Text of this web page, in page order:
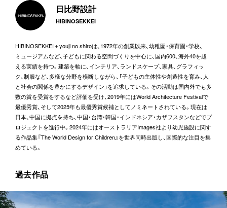
日比野設計
HIBINOSEKKEI
HIBINOSEKKEI＋youji no shiroは、1972年の創業以来、幼稚園・保育園・学校、
ミュージアムなど、子どもに関わる空間づくりを中心に、国内600、海外40を超
える実績を持つ。建築を軸に、インテリア、ランドスケープ、家具、グラフィッ
ク、制服など、多様な分野を横断しながら、「子どもの主体性や創造性を育み、人
と社会の関係を豊かにするデザイン」を追求している。その活動は国内外でも多
数の賞を受賞をするなど評価を受け、2019年にはWorld Architecture Festivalで
最優秀賞、そして2025年も最優秀賞候補としてノミネートされている。現在は
日本、中国に拠点を持ち、中国・台湾・韓国・インドネシア・カザフスタンなどでプ
ロジェクトを進行中。2024年にはオーストラリアImages社より幼児施設に関す
る作品集『The World Design for Children』を世界同時出版し、国際的な注目を集
めている。
過去作品